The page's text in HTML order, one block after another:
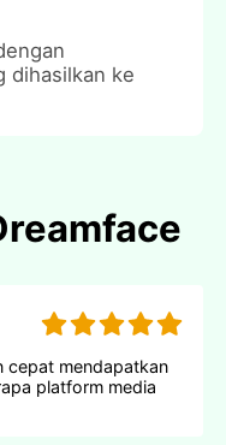
dihasilkan ke
cepat mendapatkan
platform media